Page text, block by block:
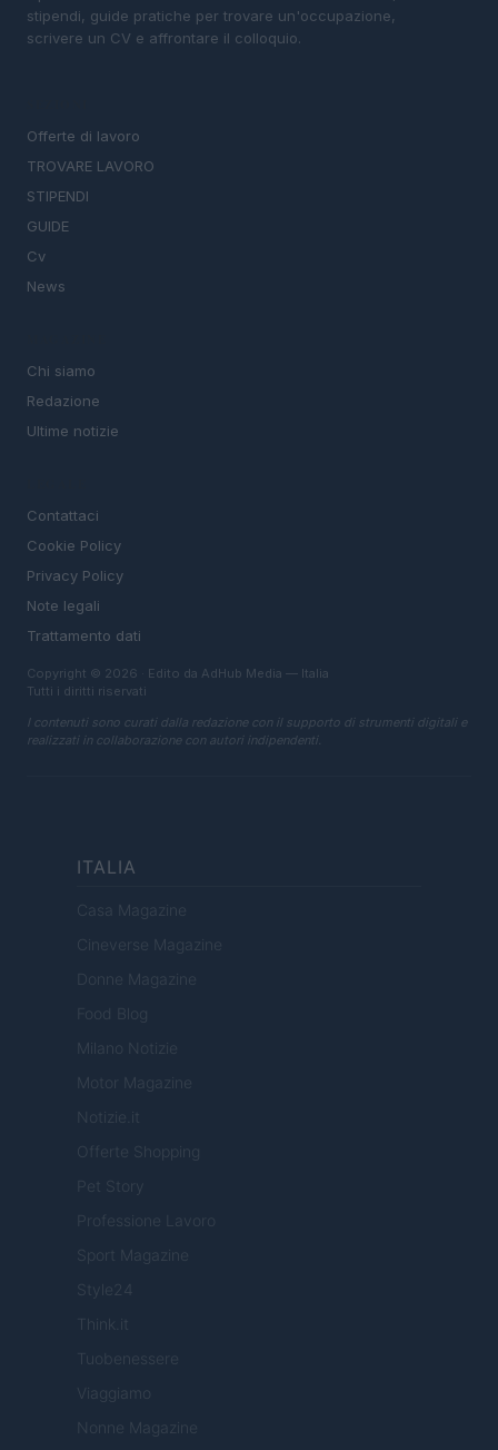
stipendi, guide pratiche per trovare un'occupazione,
scrivere un CV e affrontare il colloquio.
Offerte di lavoro
TROVARE LAVORO
STIPENDI
GUIDE
Cv
News
Chi siamo
Redazione
Ultime notizie
Contattaci
Cookie Policy
Privacy Policy
Note legali
Trattamento dati
Copyright © 2026 · Edito da AdHub Media — Italia
Tutti i diritti riservati
I contenuti sono curati dalla redazione con il supporto di strumenti digitali e
realizzati in collaborazione con autori indipendenti.
ITALIA
Casa Magazine
Cineverse Magazine
Donne Magazine
Food Blog
Milano Notizie
Motor Magazine
Notizie.it
Offerte Shopping
Pet Story
Professione Lavoro
Sport Magazine
Style24
Think.it
Tuobenessere
Viaggiamo
Nonne Magazine